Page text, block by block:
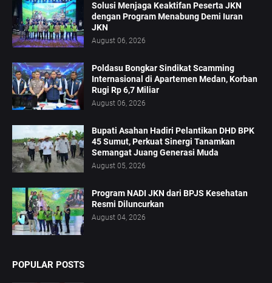
Solusi Menjaga Keaktifan Peserta JKN
dengan Program Menabung Demi Iuran
JKN
August 06, 2026
Poldasu Bongkar Sindikat Scamming
Internasional di Apartemen Medan, Korban
Rugi Rp 6,7 Miliar
August 06, 2026
Bupati Asahan Hadiri Pelantikan DHD BPK
45 Sumut, Perkuat Sinergi Tanamkan
Semangat Juang Generasi Muda
August 05, 2026
Program NADI JKN dari BPJS Kesehatan
Resmi Diluncurkan
August 04, 2026
POPULAR POSTS